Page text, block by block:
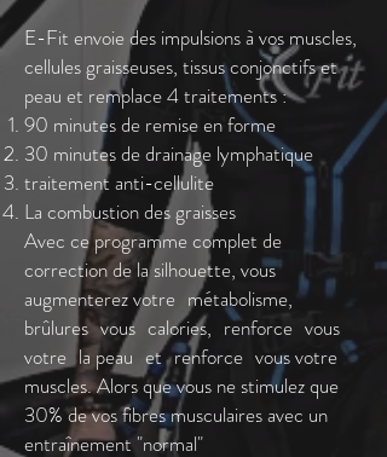
E-Fit envoie des impulsions à vos muscles,
cellules graisseuses, tissus conjonctifs et
peau et remplace 4 traitements :
90 minutes de remise en forme
30 minutes de drainage lymphatique
traitement anti-cellulite
La combustion des graisses
Avec ce programme complet de
correction de la silhouette, vous
augmenterez votre métabolisme,
brûlures vous calories, renforce vous
votre la peau et renforce vous votre
muscles. Alors que vous ne stimulez que
30% de vos fibres musculaires avec un
entraînement "normal"